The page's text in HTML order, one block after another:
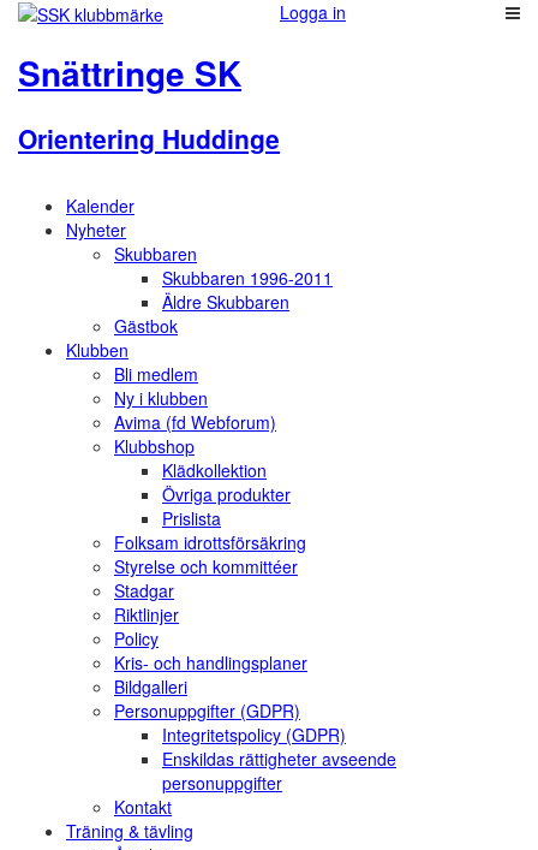
Logga in
Snättringe SK
Orientering Huddinge
Kalender
Nyheter
Skubbaren
Skubbaren 1996-2011
Äldre Skubbaren
Gästbok
Klubben
Bli medlem
Ny i klubben
Avima (fd Webforum)
Klubbshop
Klädkollektion
Övriga produkter
Prislista
Folksam idrottsförsäkring
Styrelse och kommittéer
Stadgar
Riktlinjer
Policy
Kris- och handlingsplaner
Bildgalleri
Personuppgifter (GDPR)
Integritetspolicy (GDPR)
Enskildas rättigheter avseende
personuppgifter
Kontakt
Träning & tävling